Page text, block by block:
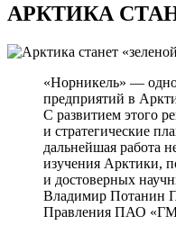
АРКТИКА
«Норникель» —
предприятий в
С развитием этого
и стратегические
дальнейшая работа
изучения Арктики,
и достоверных
Владимир Потанин
Правления ПАО